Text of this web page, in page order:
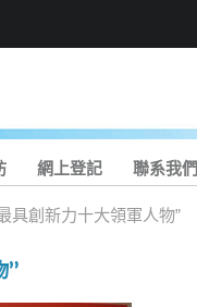
網上登記 聯系我們
具創新力十大領軍人物”
”